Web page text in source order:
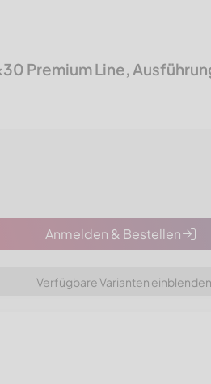
Premium Line,
Anmelden & Bestellen
Verfügbare Varianten einblenden